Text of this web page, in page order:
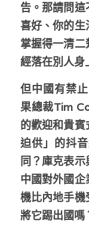
告。那請問
喜好、你的生
掌握得一清
經落在別人身
但中國有禁
果總裁Tim
的歡迎和貴賓
迫供」的抖
同？庫克表
中國對外國
機比內地手機
將它踢出國嗎